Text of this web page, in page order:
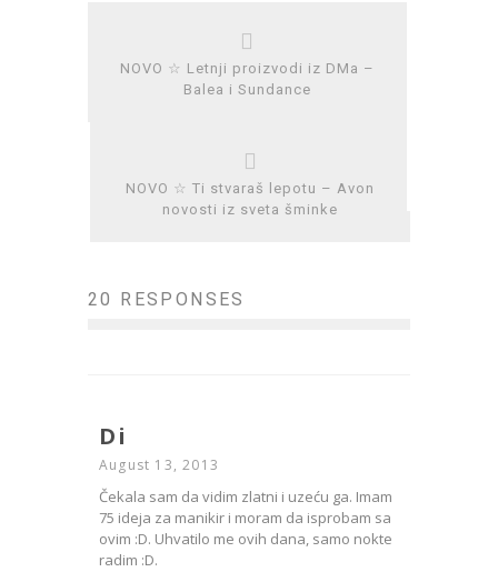
NOVO ☆ Letnji proizvodi iz DMa –
Balea i Sundance
NOVO ☆ Ti stvaraš lepotu – Avon
novosti iz sveta šminke
20 RESPONSES
Di
August 13, 2013
Čekala sam da vidim zlatni i uzeću ga. Imam
75 ideja za manikir i moram da isprobam sa
ovim :D. Uhvatilo me ovih dana, samo nokte
radim :D.